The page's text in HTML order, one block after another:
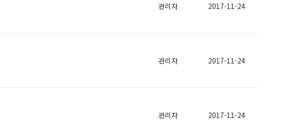
관리자 2017-11-24
관리자 2017-11-24
관리자 2017-11-24